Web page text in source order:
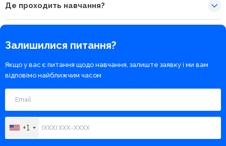
Де проходить навчання?
Залишилися питання?
Якщо у вас є питання щодо навчання, залиште заявку і ми вам
відповімо найближчим часом
+1